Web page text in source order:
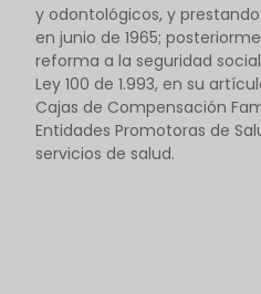
y odontológicos, y
en junio de 1965;
reforma a la seguridad
Ley 100 de 1.993, en su
Cajas de Compensación
Entidades Promotoras de
servicios de salud.